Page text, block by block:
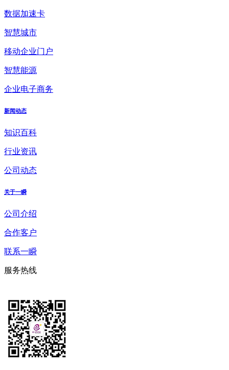
数据加速卡
智慧城市
移动企业门户
智慧能源
企业电子商务
新闻动态
知识百科
行业资讯
公司动态
关于一瞬
公司介绍
合作客户
联系一瞬
服务热线